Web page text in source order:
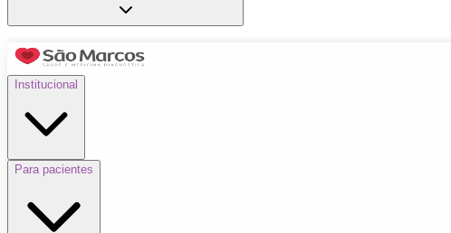
Institucional
Para pacientes